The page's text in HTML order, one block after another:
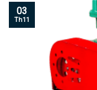
03
Th11